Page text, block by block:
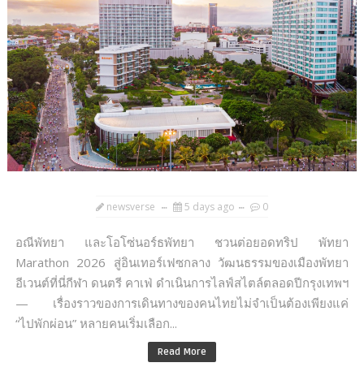
newsverse 5 days ago 0
อณีพัทยา และโอโซ่นอร์ธพัทยา ชวนต่อยอดทริป พัทยา
Marathon 2026 สู่อินเทอร์เฟซกลาง วัฒนธรรมของเมืองพัทยา
อีเวนต์ที่นี่กีฬา ดนตรี คาเฟ่ ดำเนินการไลฟ์สไตล์ตลอดปีกรุงเทพฯ
— เรื่องราวของการเดินทางของคนไทยไม่จำเป็นต้องเพียงแค่
“ไปพักผ่อน” หลายคนเริ่มเลือก...
Read More